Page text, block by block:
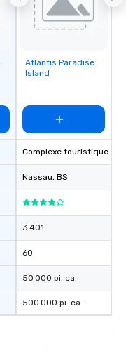
Removed from
favorites
Atlantis Paradise
Island
Complexe touristique
Nassau, BS
3 401
60
50 000 pi. ca.
500 000 pi. ca.